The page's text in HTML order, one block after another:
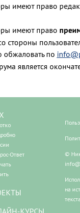
имеют право
имеют право
стороны
по
является
Ответ
КУРСЫ
©
на